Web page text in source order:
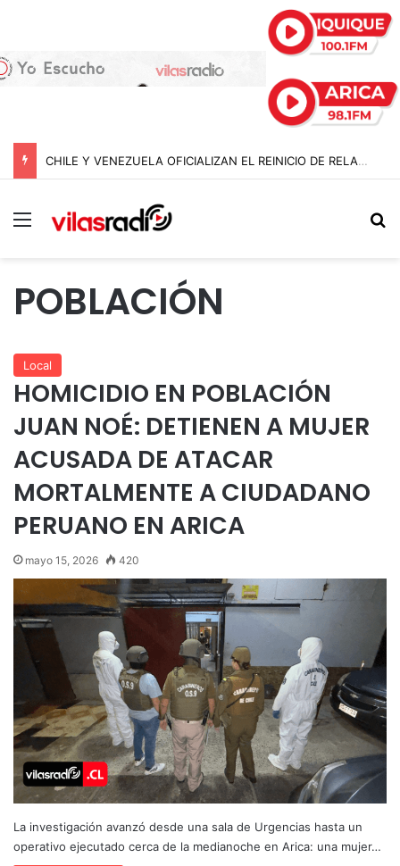
CHILE Y VENEZUELA OFICIALIZAN EL REINICIO DE RELACIONES CONSULARES Y AVANZAN HACIA LA NORMALIZACIÓN DE VÍNCULOS BILATERALES
Menú
POBLACIÓN
Local
HOMICIDIO EN POBLACIÓN
JUAN NOÉ: DETIENEN A MUJER
ACUSADA DE ATACAR
MORTALMENTE A CIUDADANO
PERUANO EN ARICA
mayo 15, 2026 420
La investigación avanzó desde una sala de Urgencias hasta un
operativo ejecutado cerca de la medianoche en Arica: una mujer…